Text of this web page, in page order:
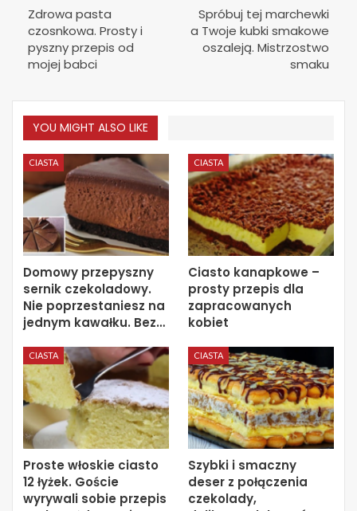
Zdrowa pasta
czosnkowa. Prosty i
pyszny przepis od
mojej babci
Spróbuj tej marchewki
a Twoje kubki smakowe
oszaleją. Mistrzostwo
smaku
YOU MIGHT ALSO LIKE
CIASTA
Domowy przepyszny
sernik czekoladowy.
Nie poprzestaniesz na
jednym kawałku. Bez…
CIASTA
Ciasto kanapkowe –
prosty przepis dla
zapracowanych
kobiet
CIASTA
Proste włoskie ciasto
12 łyżek. Goście
wyrywali sobie przepis
CIASTA
Szybki i smaczny
deser z połączenia
czekolady,